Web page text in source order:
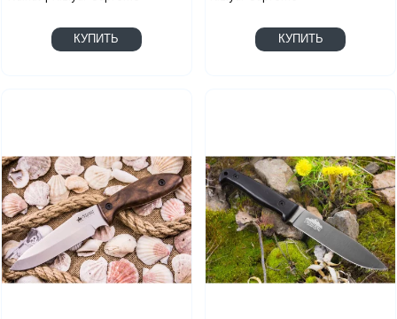
КУПИТЬ КУПИТЬ